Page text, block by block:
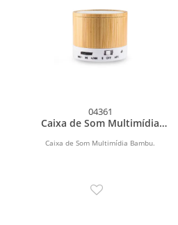
04361
Caixa de Som Multimídia
Caixa de Som Multimídia Bambu.